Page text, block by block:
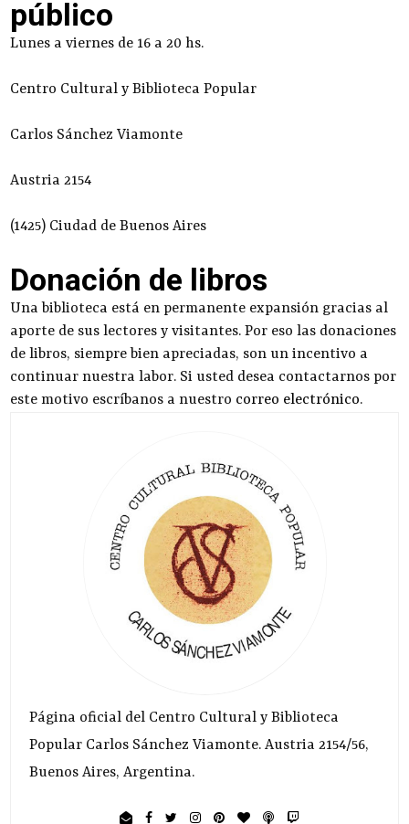
público
Lunes a viernes de 16 a 20 hs.
Centro Cultural y Biblioteca Popular
Carlos Sánchez Viamonte
Austria 2154
(1425) Ciudad de Buenos Aires
Donación de libros
Una biblioteca está en permanente expansión gracias al
aporte de sus lectores y visitantes. Por eso las donaciones
de libros, siempre bien apreciadas, son un incentivo a
continuar nuestra labor. Si usted desea contactarnos por
este motivo escríbanos a nuestro correo electrónico.
Página oficial del Centro Cultural y Biblioteca
Popular Carlos Sánchez Viamonte. Austria 2154/56,
Buenos Aires, Argentina.